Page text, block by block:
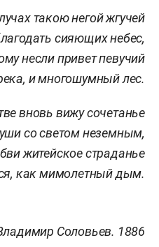
такою негой жгучей
сияющих небес,
несли привет певучий
и многошумный лес.
вновь вижу сочетанье
со светом неземным,
житейское страданье
как мимолетный дым.
Соловьев. 1886